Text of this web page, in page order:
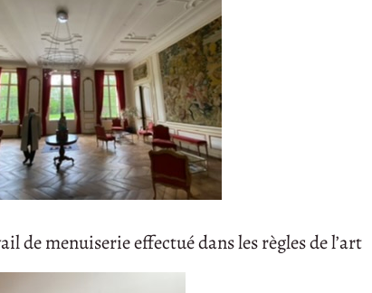
de menuiserie effectué dans les règles de l’art